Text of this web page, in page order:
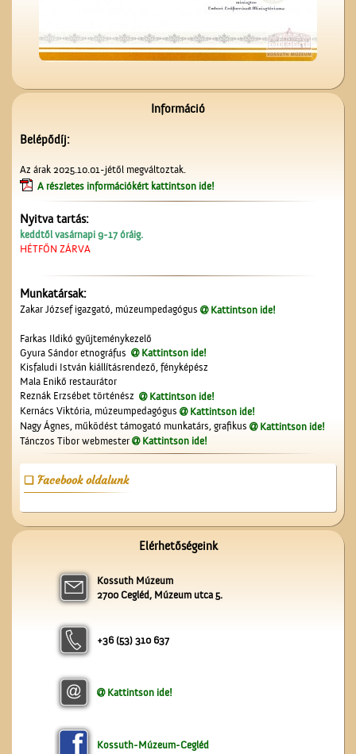
Gubody Ferenc gyermekei
tanítókról
A Ceglédi Népkör
Patkós Irma szülei
Információ
Belépődíj:
Az árak 2025.10.01-jétől megváltoztak.
A részletes információkért kattintson ide!
Nyitva tartás:
keddtől vasárnapi 9-17 óráig.
HÉTFŐN ZÁRVA
Munkatársak:
Zakar József igazgató, múzeumpedagógus Kattintson ide!
Farkas Ildikó gyűjteménykezelő
Gyura Sándor etnográfus
Kattintson ide!
Kisfaludi István kiállításrendező, fényképész
Mala Enikő restaurátor
Reznák Erzsébet történész
Kattintson ide!
Kernács Viktória, múzeumpedagógus
Kattintson ide!
Nagy Ágnes, működést támogató munkatárs, grafikus
Kattintson ide!
Tánczos Tibor webmester
Kattintson ide!
Facebook oldalunk
Elérhetőségeink
Kossuth Múzeum
2700 Cegléd, Múzeum utca 5.
+36 (53) 310 637
Kattintson ide!
Kossuth-Múzeum-Cegléd